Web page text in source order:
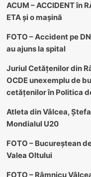
ACUM – ACCIDENT în
ETA și o mașină
FOTO – Accident pe
au ajuns la spital
Juriul Cetățenilor din
OCDE unexemplu de
cetățenilor în Politica
Atleta din Vâlcea,
Mondialul U20
FOTO – Bucureștean
Valea Oltului
FOTO – Râmnicu